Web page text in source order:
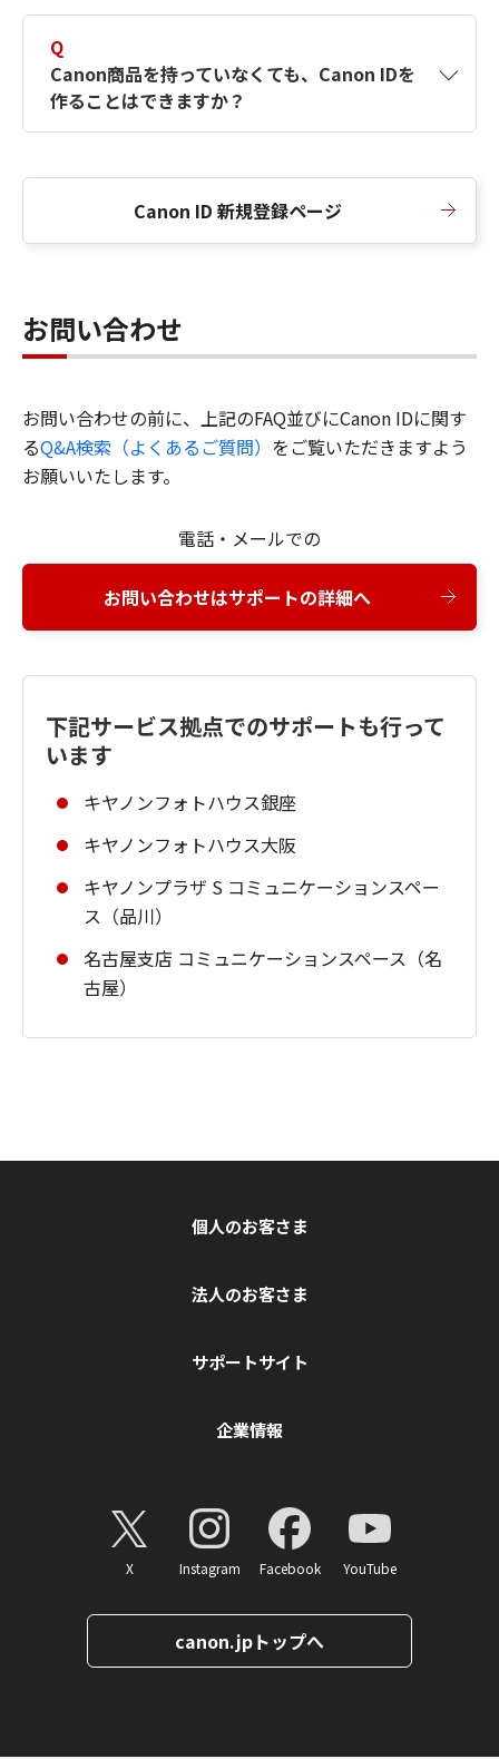
Q
Canon商品を持っていなくても、Canon IDを
作ることはできますか？
Canon ID 新規登録ページ
お問い合わせ
お問い合わせの前に、上記のFAQ並びにCanon IDに関す
るQ&A検索（よくあるご質問） をご覧いただきますよう
お願いいたします。
電話・メールでの
お問い合わせはサポートの詳細へ
下記サービス拠点でのサポートも行って
います
キヤノンフォトハウス銀座
キヤノンフォトハウス大阪
キヤノンプラザ S コミュニケーションスペー
ス（品川）
名古屋支店 コミュニケーションスペース（名
古屋）
個人のお客さま
法人のお客さま
サポートサイト
企業情報
X Instagram Facebook YouTube
canon.jpトップへ